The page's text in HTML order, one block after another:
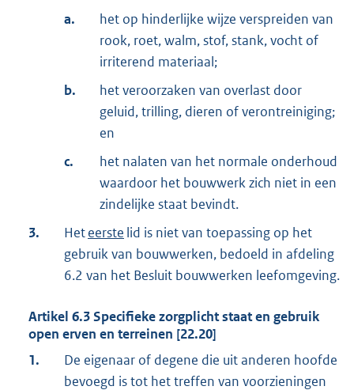
a.
het op hinderlijke wijze verspreiden van
rook, roet, walm, stof, stank, vocht of
irriterend materiaal;
b.
het veroorzaken van overlast door
geluid, trilling, dieren of verontreiniging;
en
c.
het nalaten van het normale onderhoud
waardoor het bouwwerk zich niet in een
zindelijke staat bevindt.
3.
Heteerste lid is niet van toepassing op het
gebruik van bouwwerken, bedoeld in afdeling
6.2 van het Besluit bouwwerken leefomgeving.
Artikel 6.3Specifieke zorgplicht staat en gebruik
open erven en terreinen [22.20]
1.
De eigenaar of degene die uit anderen hoofde
bevoegd is tot het treffen van voorzieningen